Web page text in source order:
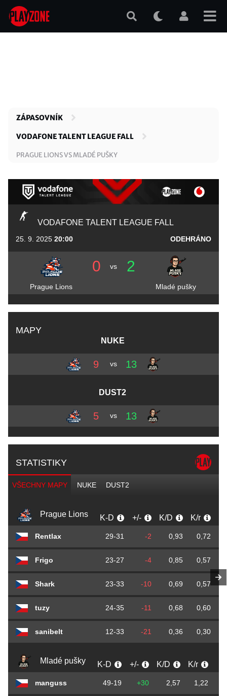
Přejít
hlavnímu
ZÁPASOVNÍK
VODAFONE TALENT LEAGUE FALL
PRAGUE LIONS VS MLADÉ PUŠKY
VODAFONE TALENT LEAGUE FALL
25. 9. 2025 20:00 ODEHRÁNO
0 vs 2
Prague Lions Mladé pušky
MAPY
NUKE
9 vs 13
DUST2
5 vs 13
STATISTIKY
VŠECHNY MAPY NUKE DUST2
Prague Lions K-D +/- K/D K/r
Rentlax 29-31 -2 0,93 0,72
Frigo 23-27 -4 0,85 0,57
Shark 23-33 -10 0,69 0,57
tuzy 24-35 -11 0,68 0,60
sanibelt 12-33 -21 0,36 0,30
Mladé pušky K-D +/- K/D K/r
manguss 49-19 +30 2,57 1,22